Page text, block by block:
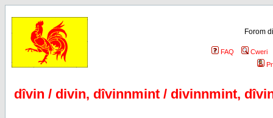
Forom
FAQ
Cweri
dîvin / divin, dîvinnmint / divinnmint,